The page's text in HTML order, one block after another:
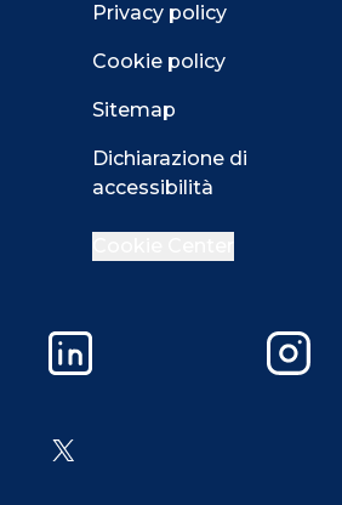
Privacy policy
Cookie policy
Sitemap
Dichiarazione di
accessibilità
LinkedIn
X